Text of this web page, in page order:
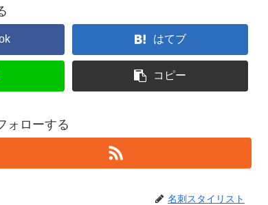
はてブ
コピー
ォローする
名刺スタイリスト